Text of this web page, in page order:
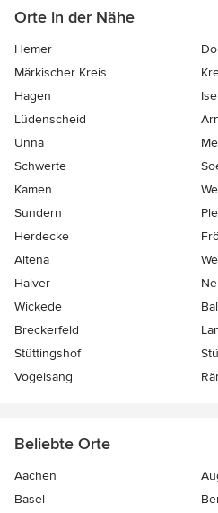
Orte in der Nähe
Hemer
Märkischer Kreis
Hagen
Lüdenscheid
Unna
Schwerte
Kamen
Sundern
Herdecke
Altena
Halver
Wickede
Breckerfeld
Stüttingshof
Vogelsang
Beliebte Orte
Aachen
Basel